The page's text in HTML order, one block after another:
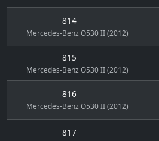
814
Mercedes-Benz O530 II (2012)
815
Mercedes-Benz O530 II (2012)
816
Mercedes-Benz O530 II (2012)
817